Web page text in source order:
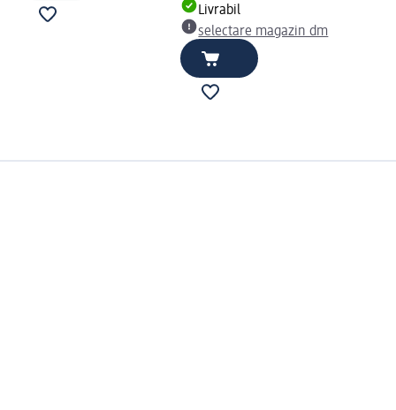
Livrabil
selectare magazin dm